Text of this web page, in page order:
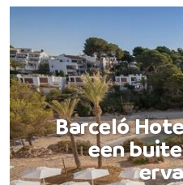
Barceló
een